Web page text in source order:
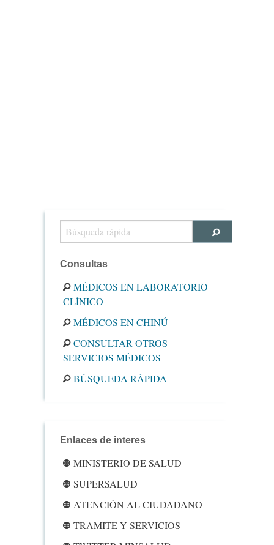
Consultas
MÉDICOS EN LABORATORIO
CLÍNICO
MÉDICOS EN CHINÚ
CONSULTAR OTROS
SERVICIOS MÉDICOS
BÚSQUEDA RÁPIDA
Enlaces de interes
MINISTERIO DE SALUD
SUPERSALUD
ATENCIÓN AL CIUDADANO
TRAMITE Y SERVICIOS